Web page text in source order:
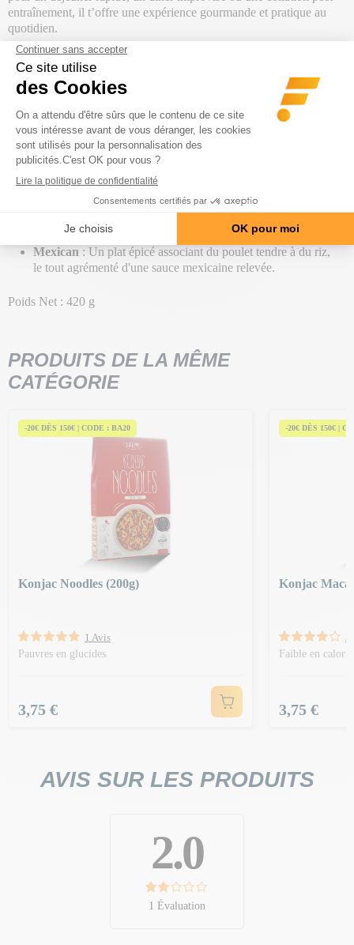
entraînement, il t’offre une expérience gourmande et pratique au
quotidien.
Allie praticité, saveur et équilibre avec Fitmeal !
Curry: Un délicieux mélange de poulet juteux accompagné
de riz, le tout enrobé d'une sauce curry parfumée.
des légumes croquants, le tout relevé d'une sauce asiatique
authentique.
d'une sauce toscane riche en saveurs méditerranéennes.
Mexican : Un plat épicé associant du poulet tendre à du riz,
le tout agrémenté d'une sauce mexicaine relevée.
Poids Net : 420 g
PRODUITS DE LA MÊME
CATÉGORIE
-20€ DÈS 150€ | CODE : BA20
Konjac Noodles (200g)
1 Avis
Pauvres en glucides
Prix
3,75 €
-20€ DÈS 150€ |
Konjac
3
Faible en calorie
Prix
3,75 €
AVIS SUR LES PRODUITS
2.0
1 Évaluation